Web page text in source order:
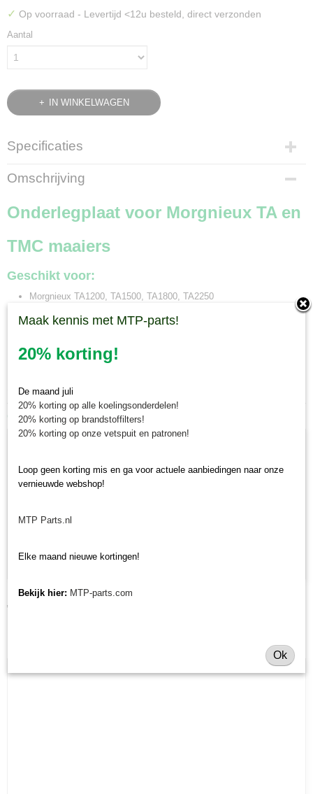
✓ Op voorraad - Levertijd <12u besteld, direct verzonden
Aantal
IN WINKELWAGEN
Specificaties
Bruto gewicht
0,01 Kg
Omschrijving
Onderlegplaat voor Morgnieux TA en
TMC maaiers
Geschikt voor:
Morgnieux TA1200, TA1500, TA1800, TA2250
Morgnieux TMC120, TMC150, TMC180
Minitractorparts.nl heeft een groot assortiment onderdelen voor uw
150, TMC 180.
Ook interessant
Mesmoer Morgnieux TA en TMC
€ 6,25
Maak kennis met MTP-parts!
20% korting!
De maand juli
20% korting op alle koelingsonderdelen!
20% korting op brandstoffilters!
20% korting op onze vetspuit en patronen!
Loop geen korting mis en ga voor actuele aanbiedingen naar onze
vernieuwde webshop!
MTP Parts.nl
Elke maand nieuwe kortingen!
Bekijk hier: MTP-parts.com
Ok